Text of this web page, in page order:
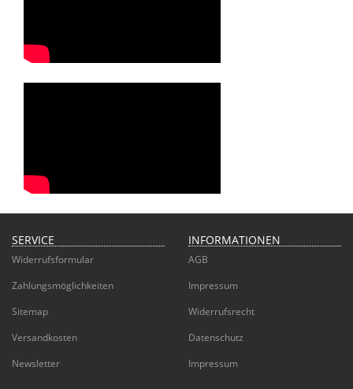
SERVICE
Widerrufsformular
Zahlungsmöglichkeiten
Sitemap
Versandkosten
Newsletter
INFORMATIONEN
AGB
Impressum
Widerrufsrecht
Datenschutz
Impressum